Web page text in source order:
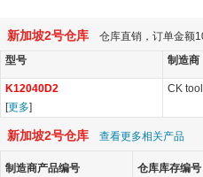
新加坡2号仓库 仓库直销，订单金额
型号
制造商
K12040D2
[更多]
CK
新加坡2号仓库 查看更多相关产品
制造商产品编号 仓库库存编号